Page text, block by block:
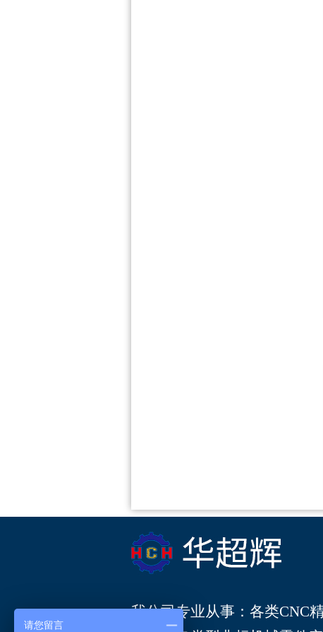
我公司专业从事：各类CNC
请您留言